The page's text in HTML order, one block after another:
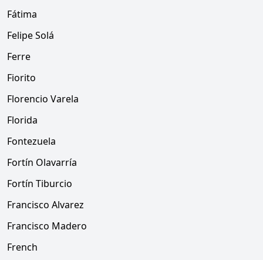
Fátima
Felipe Solá
Ferre
Fiorito
Florencio Varela
Florida
Fontezuela
Fortín Olavarría
Fortín Tiburcio
Francisco Alvarez
Francisco Madero
French